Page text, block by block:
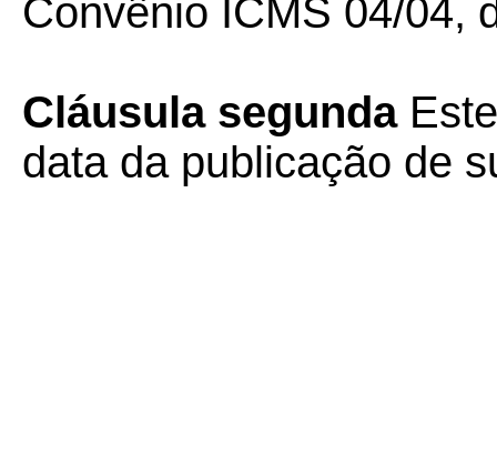
Convênio ICMS 04/04,
Cláusula segunda
data da publicação de